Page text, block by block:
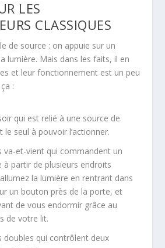
LES
CLASSIQUES
de source : on appuie sur un
lumière. Mais dans les faits, il en
et leur fonctionnement est un peu
:
qui est relié à une source de
le seul à pouvoir l’actionner.
va-et-vient qui commandent un
à partir de plusieurs endroits
la lumière en rentrant dans
un bouton près de la porte, et
de vous endormir grâce au
de votre lit.
doubles qui contrôlent deux